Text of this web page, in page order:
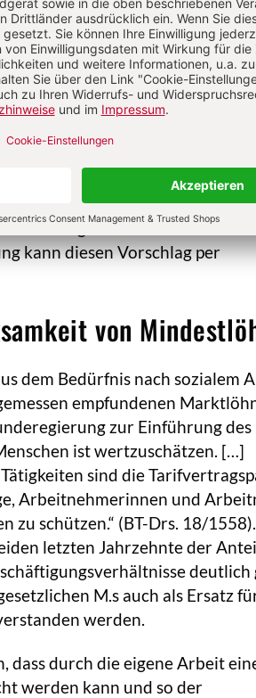
etwa 41 % der
von Ausnahmen für den
Jahren ohne abgeschlossene
Praktikanten, die ein
Monaten bzw. im Rahmen
und Langzeitarbeitslose für bis
Höhe befindet die M.-
von Arbeitnehmern und
Situation stimmberechtigten
Wissenschaftlern
kann diesen Vorschlag per
von
dem Bedürfnis nach sozialem
empfundenen
zur Einführung des
ist wertzuschätzen. […]
sind die
Arbeitnehmerinnen und
zu schützen.“ (BT-Drs. 18/
letzten Jahrzehnte der
deutlich
M.s auch als Ersatz
werden.
dass durch die eigene Arbeit
werden kann und so der